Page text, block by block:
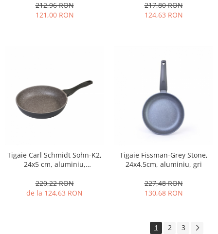
212,96 RON
121,00 RON
217,80 RON
124,63 RON
Tigaie Carl Schmidt Sohn-K2,
24x5 cm, aluminiu,
220,22 RON
de la 124,63 RON
Tigaie Fissman-Grey Stone,
24x4.5cm, aluminiu, gri
227,48 RON
130,68 RON
1 2 3